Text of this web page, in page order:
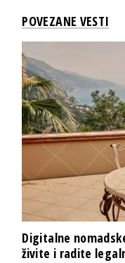
POVEZANE VESTI
Digitalne
živite i radite